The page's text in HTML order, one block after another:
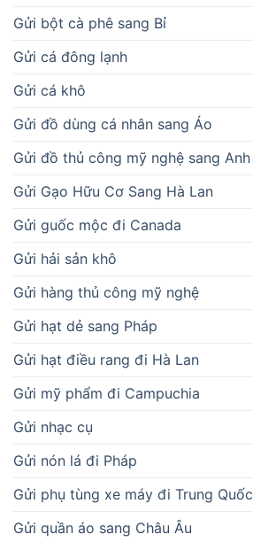
Gửi bột cà phê sang Bỉ
Gửi cá đông lạnh
Gửi cá khô
Gửi đồ dùng cá nhân sang Áo
Gửi đồ thủ công mỹ nghệ sang Anh
Gửi Gạo Hữu Cơ Sang Hà Lan
Gửi guốc mộc đi Canada
Gửi hải sản khô
Gửi hàng thủ công mỹ nghệ
Gửi hạt dẻ sang Pháp
Gửi hạt điều rang đi Hà Lan
Gửi mỹ phẩm đi Campuchia
Gửi nhạc cụ
Gửi nón lá đi Pháp
Gửi phụ tùng xe máy đi Trung Quốc
Gửi quần áo sang Châu Âu